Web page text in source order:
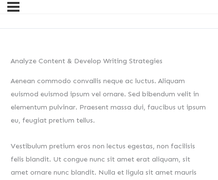
Analyze Content & Develop Writing Strategies
Aenean commodo convallis neque ac luctus. Aliquam
euismod euismod ipsum vel ornare. Sed bibendum velit in
elementum pulvinar. Praesent massa dui, faucibus ut ipsum
eu, feugiat pretium tellus.
Vestibulum pretium eros non lectus egestas, non facilisis
felis blandit. Ut congue nunc sit amet erat aliquam, sit
amet ornare nunc blandit. Nulla et ligula sit amet mauris